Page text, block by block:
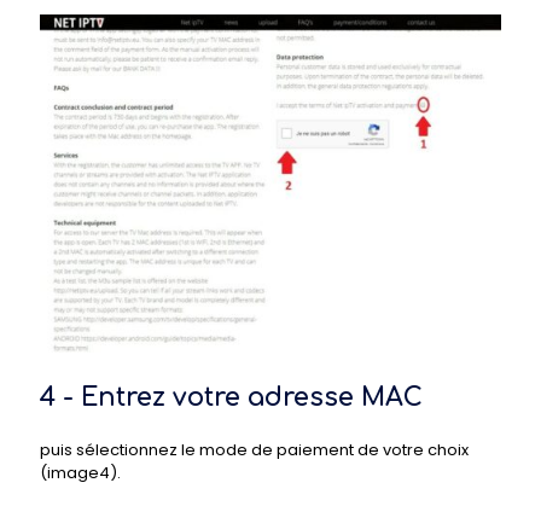
4 - Entrez votre adresse MAC
puis sélectionnez le mode de paiement de votre choix
(image4).